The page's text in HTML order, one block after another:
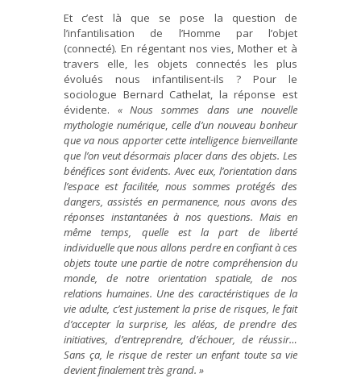
Et c’est là que se pose la question de
l’infantilisation de l’Homme par l’objet
(connecté). En régentant nos vies, Mother et à
travers elle, les objets connectés les plus
évolués nous infantilisent-ils ? Pour le
sociologue Bernard Cathelat, la réponse est
évidente. « Nous sommes dans une nouvelle
mythologie numérique, celle d’un nouveau bonheur
que va nous apporter cette intelligence bienveillante
que l’on veut désormais placer dans des objets. Les
bénéfices sont évidents. Avec eux, l’orientation dans
l’espace est facilitée, nous sommes protégés des
dangers, assistés en permanence, nous avons des
réponses instantanées à nos questions. Mais en
même temps, quelle est la part de liberté
individuelle que nous allons perdre en confiant à ces
objets toute une partie de notre compréhension du
monde, de notre orientation spatiale, de nos
relations humaines. Une des caractéristiques de la
vie adulte, c’est justement la prise de risques, le fait
d’accepter la surprise, les aléas, de prendre des
initiatives, d’entreprendre, d’échouer, de réussir…
Sans ça, le risque de rester un enfant toute sa vie
devient finalement très grand. »